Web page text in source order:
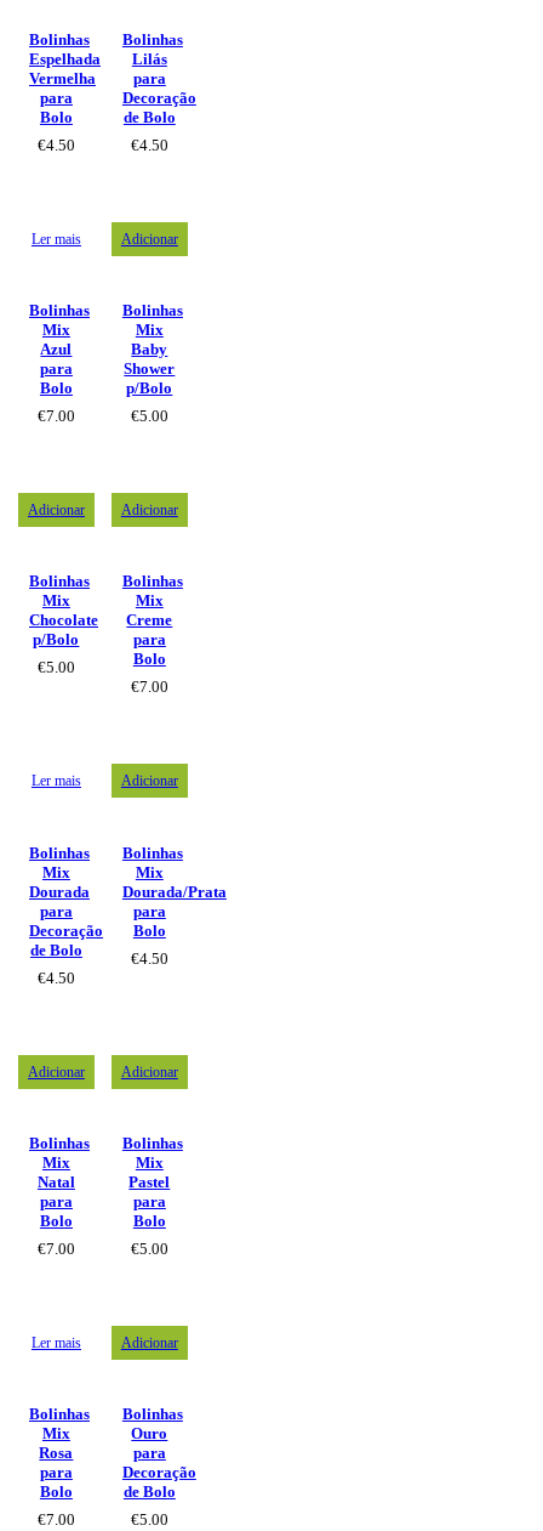
Bolinhas
Espelhada
Vermelha
para
Bolo
€4.50
Bolinhas
Lilás
para
Decoração
de Bolo
€4.50
Ler mais
Bolinhas
Mix
Azul
para
Bolo
€7.00
Adicionar
Bolinhas
Mix
Baby
Shower
p/Bolo
€5.00
Adicionar
Bolinhas
Mix
Chocolate
p/Bolo
€5.00
Adicionar
Bolinhas
Mix
Creme
para
Bolo
€7.00
Ler mais
Bolinhas
Mix
Dourada
para
Decoração
de Bolo
€4.50
Adicionar
Bolinhas
Mix
Dourada/Prata
para
Bolo
€4.50
Adicionar
Bolinhas
Mix
Natal
para
Bolo
€7.00
Adicionar
Bolinhas
Mix
Pastel
para
Bolo
€5.00
Ler mais
Bolinhas
Mix
Rosa
para
Bolo
€7.00
Adicionar
Bolinhas
Ouro
para
Decoração
de Bolo
€5.00